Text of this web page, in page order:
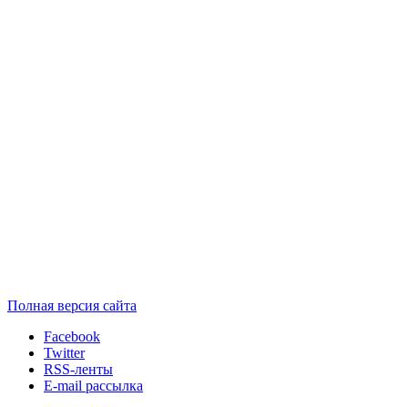
Полная версия сайта
Facebook
Twitter
RSS-ленты
E-mail рассылка